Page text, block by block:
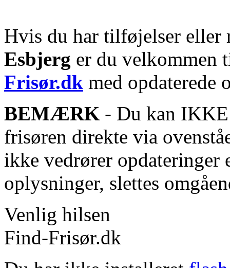
Hvis du har tilføjelser eller
Esbjerg er du velkommen
Frisør.dk med opdaterede
BEMÆRK - Du kan IKKE
frisøren direkte via
ikke vedrører opdateringer
oplysninger, slettes
Venlig hilsen
Find-Frisør.dk